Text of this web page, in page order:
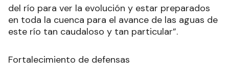
del río para ver la evolución y estar preparados
en toda la cuenca para el avance de las aguas de
este río tan caudaloso y tan particular”.
Fortalecimiento de defensas